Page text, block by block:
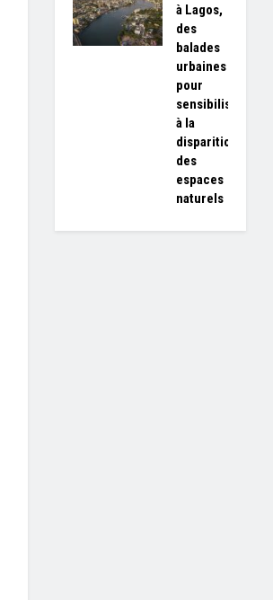
à Lagos,
des
balades
urbaines
pour
sensibiliser
à la
disparition
des
espaces
naturels